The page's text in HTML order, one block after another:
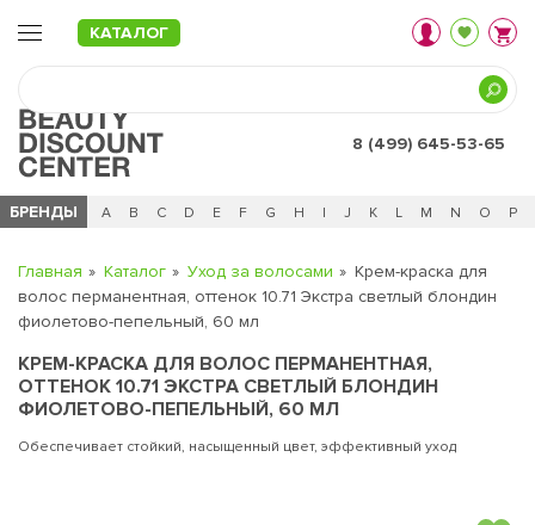
КАТАЛОГ
8 (499) 645-53-65
БРЕНДЫ
Ч 0 - 9 A B C D E F G H I J K L M N O P
Главная Каталог Уход за волосами
Крем-краска для
волос перманентная, оттенок 10.71 Экстра светлый блондин
фиолетово-пепельный, 60 мл
КРЕМ-КРАСКА ДЛЯ ВОЛОС ПЕРМАНЕНТНАЯ,
ОТТЕНОК 10.71 ЭКСТРА СВЕТЛЫЙ БЛОНДИН
ФИОЛЕТОВО-ПЕПЕЛЬНЫЙ, 60 МЛ
Обеспечивает стойкий, насыщенный цвет, эффективный уход